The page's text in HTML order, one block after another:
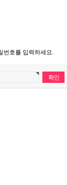
번호를 입력하세요.